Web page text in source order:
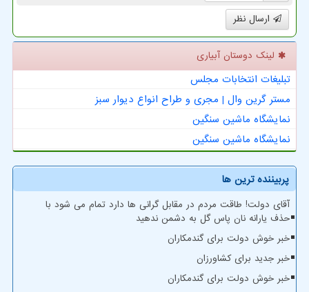
ارسال نظر
لینک دوستان آبیاری
تبلیغات انتخابات مجلس
مستر گرین وال | مجری و طراح انواع دیوار سبز
نمایشگاه ماشین سنگین
نمایشگاه ماشین سنگین
پربیننده ترین ها
آقای دولت! طاقت مردم در مقابل گرانی ها دارد تمام می شود با
حذف یارانه نان پاس گل به دشمن ندهید
خبر خوش دولت برای گندمکاران
خبر جدید برای کشاورزان
خبر خوش دولت برای گندمکاران